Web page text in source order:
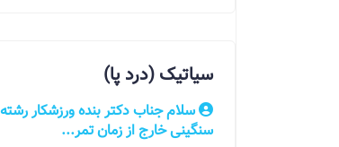
سیاتیک (درد پا)
سنگینی خارج از زمان تمر...